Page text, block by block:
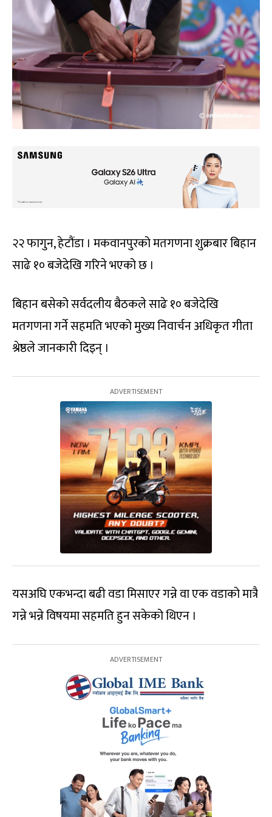
२२ फागुन, हेटौंडा । मकवानपुरको मतगणना शुक्रबार बिहान
साढे १० बजेदेखि गरिने भएको छ ।
बिहान बसेको सर्वदलीय बैठकले साढे १० बजेदेखि
मतगणना गर्ने सहमति भएको मुख्य निवार्चन अधिकृत गीता
श्रेष्ठले जानकारी दिइन् ।
यसअघि एकभन्दा बढी वडा मिसाएर गन्ने वा एक वडाको मात्रै
गन्ने भन्ने विषयमा सहमति हुन सकेको थिएन ।